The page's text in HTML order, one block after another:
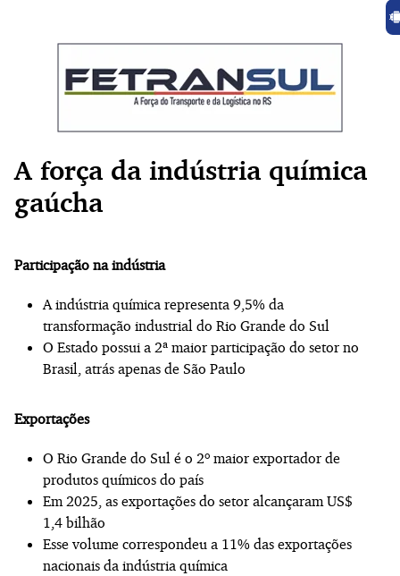
A força da indústria química
gaúcha
Participação na indústria
A indústria química representa 9,5% da
transformação industrial do Rio Grande do Sul
O Estado possui a 2ª maior participação do setor no
Brasil, atrás apenas de São Paulo
Exportações
O Rio Grande do Sul é o 2º maior exportador de
produtos químicos do país
Em 2025, as exportações do setor alcançaram US$
1,4 bilhão
Esse volume correspondeu a 11% das exportações
nacionais da indústria química